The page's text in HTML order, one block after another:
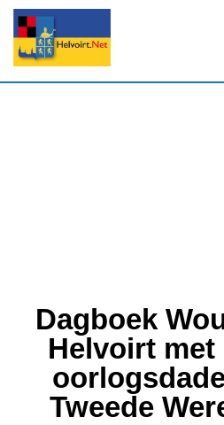
Dagboek
Helvoirt met
Tweede